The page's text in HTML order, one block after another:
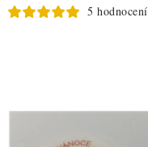
5 hodnocení